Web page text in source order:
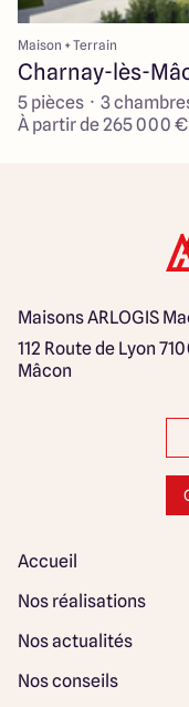
Maison + Terrain
Charnay-lès-
5 pièces · 3
À partir de 265 000 €
Maisons ARLOGIS
112 Route de Lyon
Mâcon
Accueil
Nos réalisations
Nos actualités
Nos conseils